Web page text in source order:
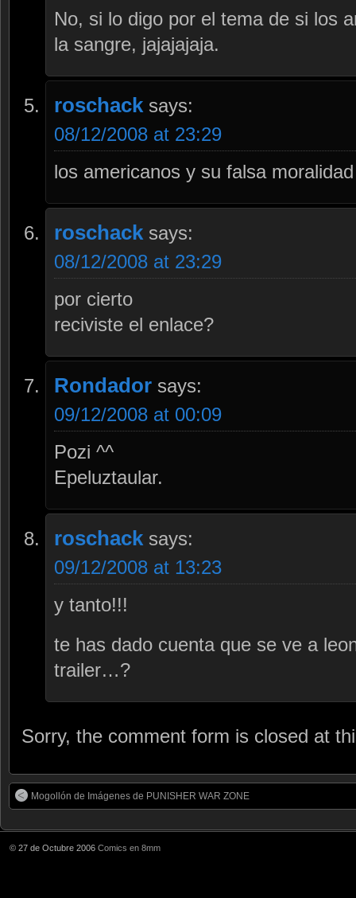
No, si lo digo por el tema de si los
la sangre, jajajajaja.
roschack says:
08/12/2008 at 23:29
los americanos y su falsa
roschack says:
08/12/2008 at 23:29
por cierto
reciviste el enlace?
Rondador says:
09/12/2008 at 00:09
Pozi ^^
Epeluztaular.
roschack says:
09/12/2008 at 13:23
y tanto!!!
te has dado cuenta que se ve a
trailer…?
Sorry, the comment form is closed at
Mogollón de Imágenes de PUNISHER WAR ZONE
© 27 de Octubre 2006 Comics en 8mm